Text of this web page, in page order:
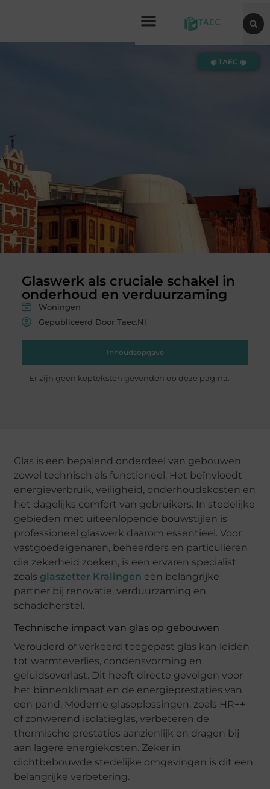
Glaswerk als cruciale schakel in
onderhoud en verduurzaming
Woningen
Gepubliceerd Door Taec.nl
Inhoudsopgave
Er zijn geen kopteksten gevonden op deze pagina.
◉ TAEC ◉
Glas is een bepalend onderdeel van gebouwen,
zowel technisch als functioneel. Het beïnvloedt
energieverbruik, veiligheid, onderhoudskosten en
het dagelijks comfort van gebruikers. In stedelijke
gebieden met uiteenlopende bouwstijlen is
professioneel glaswerk daarom essentieel. Voor
vastgoedeigenaren, beheerders en particulieren
die zekerheid zoeken, is een ervaren specialist
zoals glaszetter Kralingen een belangrijke
partner bij renovatie, verduurzaming en
schadeherstel.
Technische impact van glas op gebouwen
Verouderd of verkeerd toegepast glas kan leiden
tot warmteverlies, condensvorming en
geluidsoverlast. Dit heeft directe gevolgen voor
het binnenklimaat en de energieprestaties van
een pand. Moderne glasoplossingen, zoals HR++
of zonwerend isolatieglas, verbeteren de
thermische prestaties aanzienlijk en dragen bij
aan lagere energiekosten. Zeker in
dichtbebouwde stedelijke omgevingen is dit een
belangrijke verbetering.